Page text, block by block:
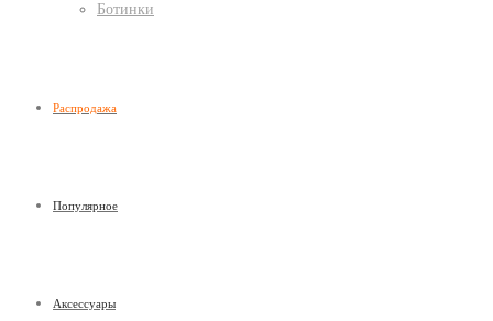
Ботинки
Распродажа
Популярное
Аксессуары